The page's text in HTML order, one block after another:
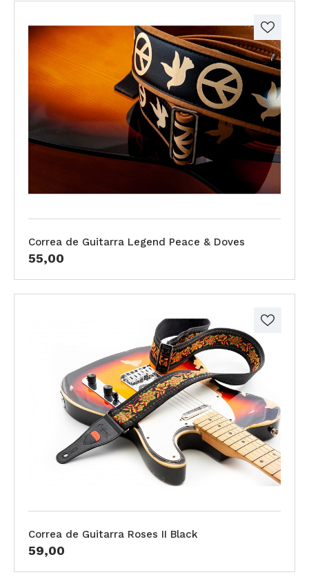
Correa de Guitarra Legend Peace & Doves
55,00
Correa de Guitarra Roses II Black
59,00